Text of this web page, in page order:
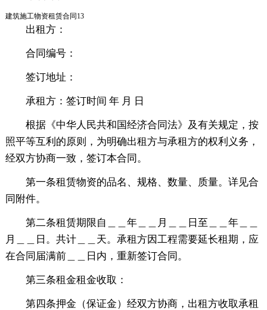
建筑施工物资租赁合同13
出租方：
合同编号：
签订地址：
承租方：签订时间 年 月 日
根据《中华人民共和国经济合同法》及有关规定，按
照平等互利的原则，为明确出租方与承租方的权利义务，
经双方协商一致，签订本合同。
第一条租赁物资的品名、规格、数量、质量。详见合
同附件。
第二条租赁期限自＿＿年＿＿月＿＿日至＿＿年＿＿
月＿＿日。共计＿＿天。承租方因工程需要延长租期，应
在合同届满前＿＿日内，重新签订合同。
第三条租金租金收取：
第四条押金（保证金）经双方协商，出租方收取承租